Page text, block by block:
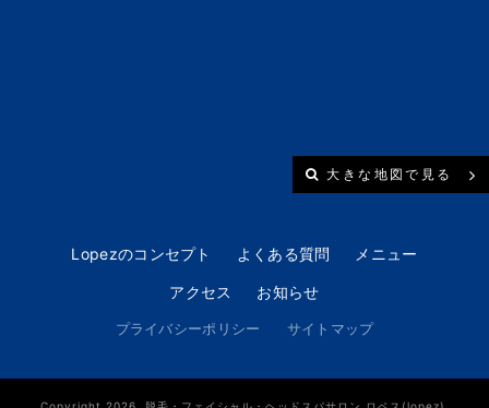
大きな地図で見る
Lopezのコンセプト よくある質問 メニュー
アクセス お知らせ
プライバシーポリシー サイトマップ